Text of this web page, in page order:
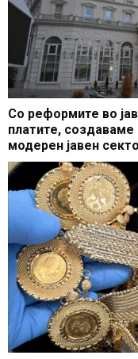
Со реформите во
платите,
модерен јавен